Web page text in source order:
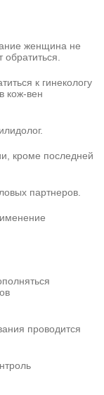
женщина не
обратиться.
к гинекологу
кож-вен
кроме последней
партнеров.
проводится